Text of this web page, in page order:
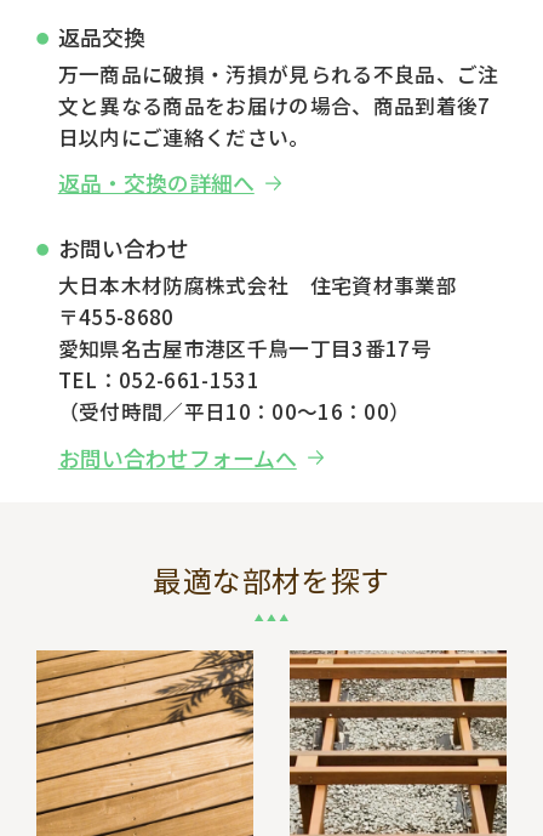
返品交換
万一商品に破損・汚損が見られる不良品、ご注
文と異なる商品をお届けの場合、商品到着後7
日以内にご連絡ください。
返品・交換の詳細へ
お問い合わせ
大日本木材防腐株式会社 住宅資材事業部
〒455-8680
愛知県名古屋市港区千鳥一丁目3番17号
TEL：052-661-1531
（受付時間／平日10：00～16：00）
お問い合わせフォームへ
最適な部材を探す